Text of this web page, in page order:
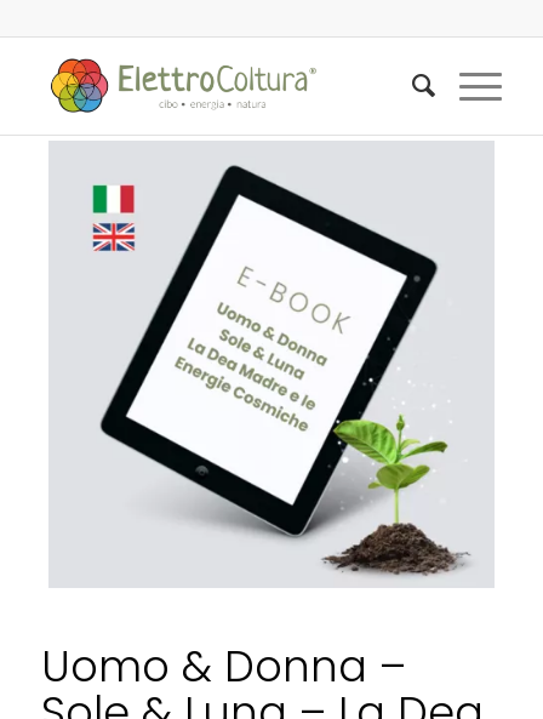
Uomo & Donna –